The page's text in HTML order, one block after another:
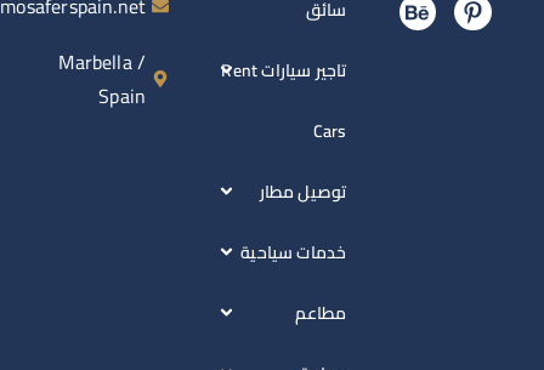
سائق
تاجير سيارات Rent
توصيل مطار
خدمات سياحية
Marbella /